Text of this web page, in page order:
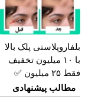
بلفاروپلاستی پلک بالا
با ۱۰ میلیون تخفیف
فقط ۲۵ میلیون ✅
مطالب پیشنهادی